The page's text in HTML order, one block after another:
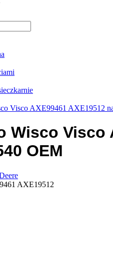
Visco AXE99461 AXE19512
Wisco
OEM
AXE19512